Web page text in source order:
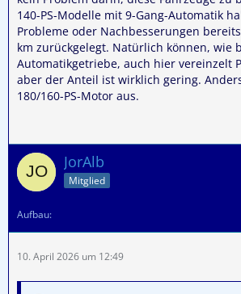
140-PS-Modelle mit 9-Gang-Automatik
Probleme oder Nachbesserungen
km zurückgelegt. Natürlich können, wie
Automatikgetriebe, auch hier vereinzelt
aber der Anteil ist wirklich gering.
180/160-PS-Motor aus.
JorAlb
Mitglied
Aufbau
10. April 2026 um 12:49